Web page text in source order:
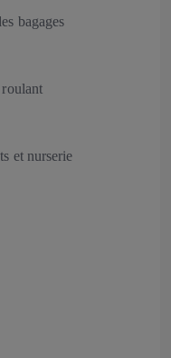
bagages
et nurserie